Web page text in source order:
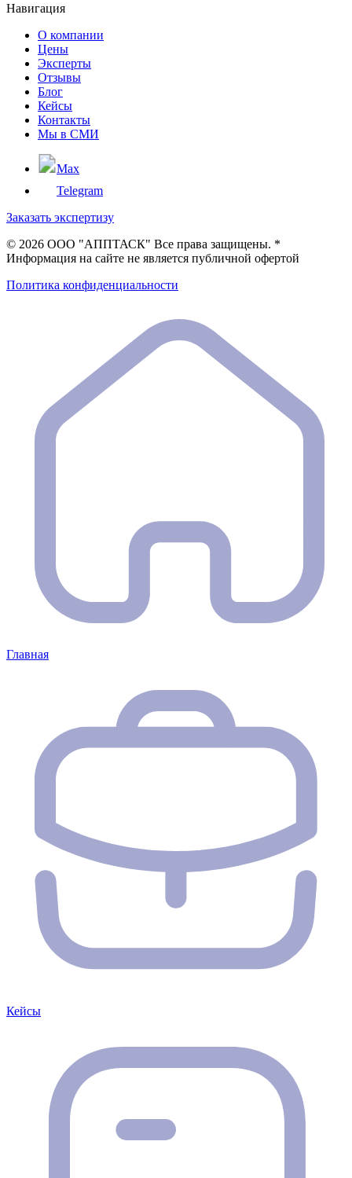
Навигация
О компании
Цены
Эксперты
Отзывы
Блог
Кейсы
Контакты
Мы в СМИ
Max
Telegram
Заказать экспертизу
© 2026 ООО "АППТАСК" Все права защищены. *
Информация на сайте не является публичной офертой
Политика конфиденциальности
Главная
Кейсы